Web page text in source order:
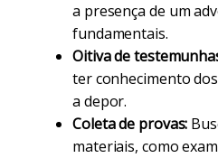
a presença de um
fundamentais.
Oitiva de
ter conhecimento
a depor.
Coleta de provas:
materiais, como